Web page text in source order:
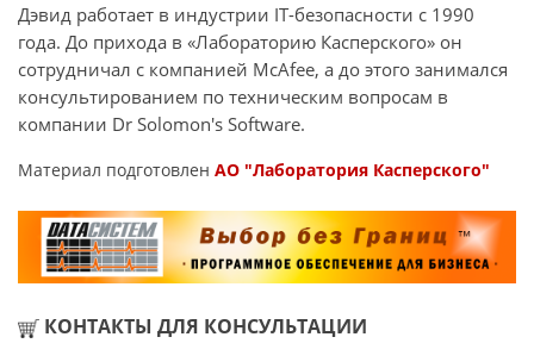
Дэвид работает в индустрии IT-безопасности с 1990
года. До прихода в «Лабораторию Касперского» он
сотрудничал с компанией McAfee, а до этого занимался
консультированием по техническим вопросам в
компании Dr Solomon's Software.
Материал подготовлен АО "Лаборатория Касперского"
КОНТАКТЫ ДЛЯ КОНСУЛЬТАЦИИ